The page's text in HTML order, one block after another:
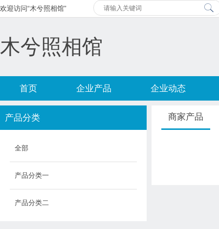
欢迎访问“木兮照相馆”
木兮照相馆
首页 企业产品 企业动态
产品分类
全部
产品分类一
产品分类二
商家产品